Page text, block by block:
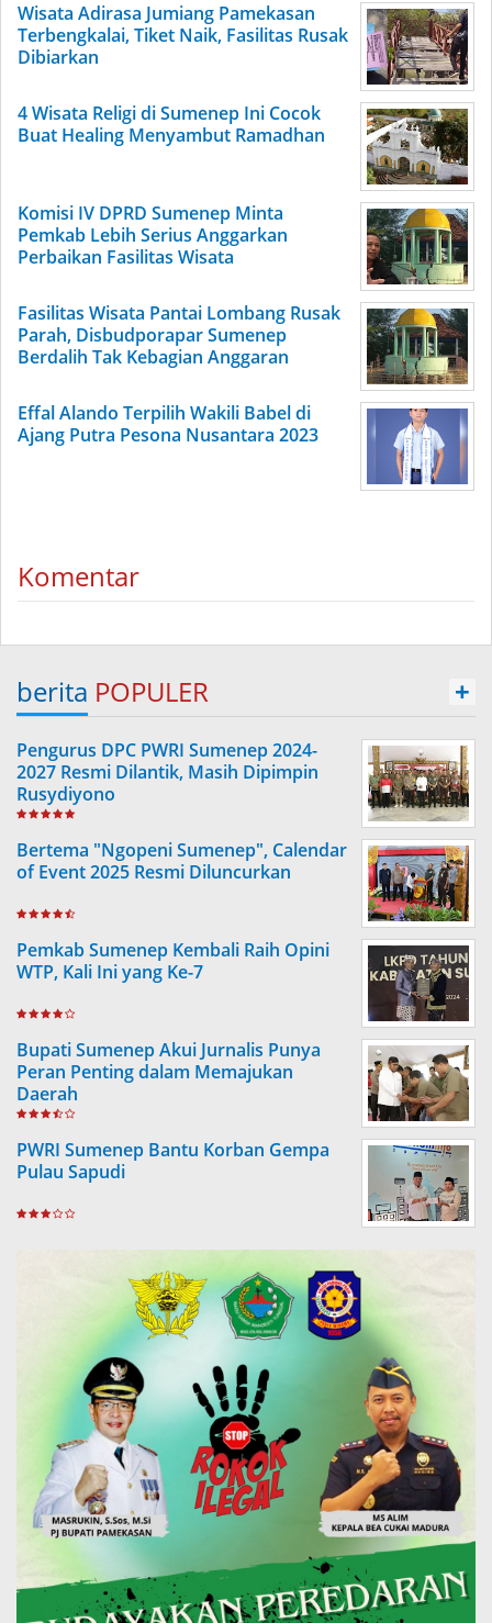
Wisata Adirasa Jumiang Pamekasan
Terbengkalai, Tiket Naik, Fasilitas Rusak
Dibiarkan
4 Wisata Religi di Sumenep Ini Cocok
Buat Healing Menyambut Ramadhan
Komisi IV DPRD Sumenep Minta
Pemkab Lebih Serius Anggarkan
Perbaikan Fasilitas Wisata
Fasilitas Wisata Pantai Lombang Rusak
Parah, Disbudporapar Sumenep
Berdalih Tak Kebagian Anggaran
Effal Alando Terpilih Wakili Babel di
Ajang Putra Pesona Nusantara 2023
Komentar
berita POPULER +
Pengurus DPC PWRI Sumenep 2024-
2027 Resmi Dilantik, Masih Dipimpin
Rusydiyono
Bertema "Ngopeni Sumenep", Calendar
of Event 2025 Resmi Diluncurkan
Pemkab Sumenep Kembali Raih Opini
WTP, Kali Ini yang Ke-7
Bupati Sumenep Akui Jurnalis Punya
Peran Penting dalam Memajukan
Daerah
PWRI Sumenep Bantu Korban Gempa
Pulau Sapudi